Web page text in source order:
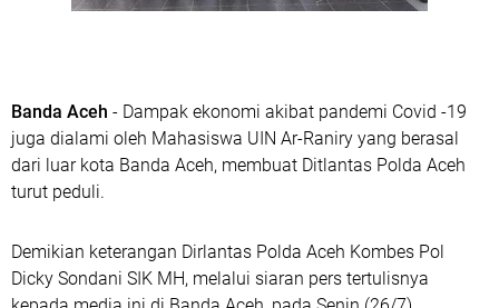
Banda Aceh - Dampak ekonomi akibat pandemi Covid -19
juga dialami oleh Mahasiswa UIN Ar-Raniry yang berasal
dari luar kota Banda Aceh, membuat Ditlantas Polda Aceh
turut peduli.
Demikian keterangan Dirlantas Polda Aceh Kombes Pol
Dicky Sondani SIK MH, melalui siaran pers tertulisnya